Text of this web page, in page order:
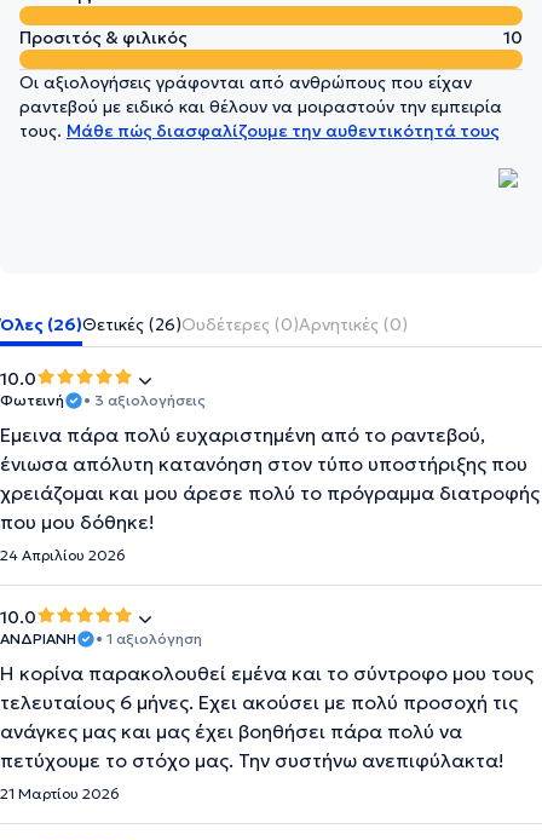
Προσιτός & φιλικός
10
Οι αξιολογήσεις γράφονται από ανθρώπους που είχαν
ραντεβού με ειδικό και θέλουν να μοιραστούν την εμπειρία
τους. Μάθε πώς διασφαλίζουμε την αυθεντικότητά τους
Όλες (26)Θετικές (26)Ουδέτερες (0)Αρνητικές (0)
10.0
Φωτεινή • 3 αξιολογήσεις
Έμεινα πάρα πολύ ευχαριστημένη από το ραντεβού,
ένιωσα απόλυτη κατανόηση στον τύπο υποστήριξης που
χρειάζομαι και μου άρεσε πολύ το πρόγραμμα διατροφής
που μου δόθηκε!
24 Απριλίου 2026
10.0
ΑΝΔΡΙΑΝΗ • 1 αξιολόγηση
Η κορίνα παρακολουθεί εμένα και το σύντροφο μου τους
τελευταίους 6 μήνες. Εχει ακούσει με πολύ προσοχή τις
ανάγκες μας και μας έχει βοηθήσει πάρα πολύ να
πετύχουμε το στόχο μας. Την συστήνω ανεπιφύλακτα!
21 Μαρτίου 2026